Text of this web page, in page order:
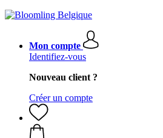
Mon compte
Identifiez-vous
Nouveau client ?
Créer un compte